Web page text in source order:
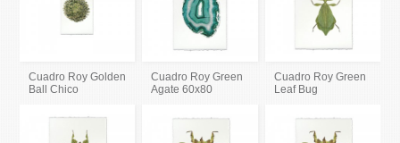
Cuadro Roy Golden
Ball Chico
Cuadro Roy Green
Agate 60x80
Cuadro Roy Green
Leaf Bug